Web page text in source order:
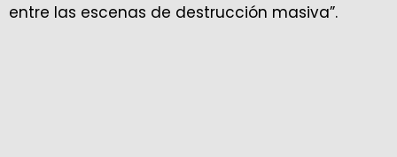
entre las escenas de destrucción masiva”.